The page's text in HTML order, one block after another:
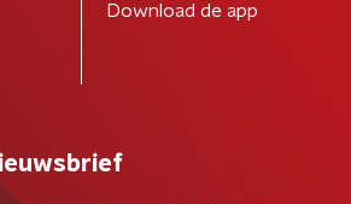
Download de app